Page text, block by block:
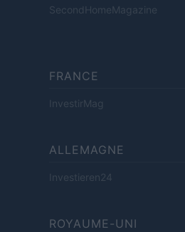
SecondHomeMagazine
FRANCE
InvestirMag
ALLEMAGNE
Investieren24
ROYAUME-UNI